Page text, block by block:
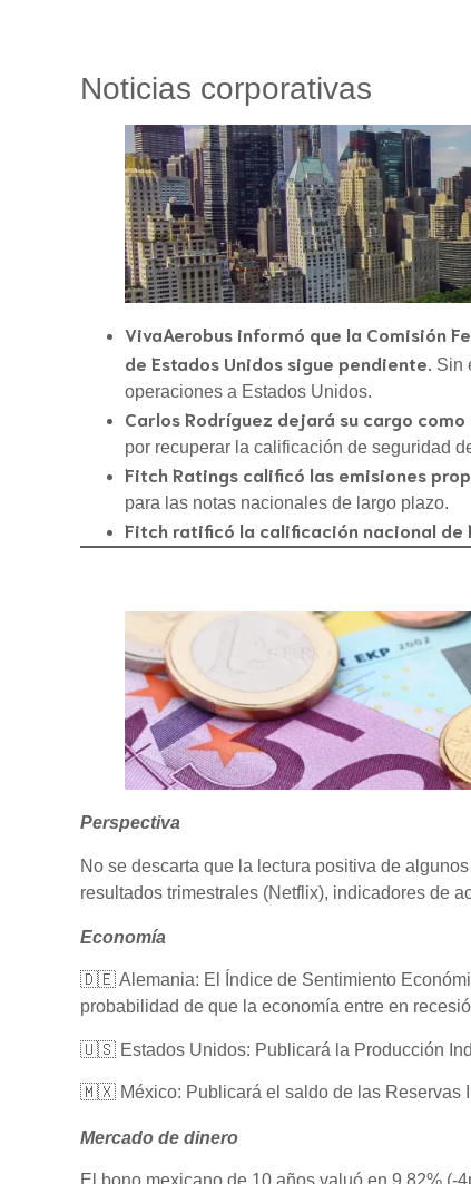
Noticias corporativas
VivaAerobus informó que la Comisión
de Estados Unidos sigue pendiente. Sin
operaciones a Estados Unidos.
Carlos Rodríguez dejará su cargo
por recuperar la calificación de seguridad
Fitch Ratings calificó las emisiones
para las notas nacionales de largo plazo.
Fitch ratificó la calificación nacional de
Perspectiva
No se descarta que la lectura positiva de
resultados trimestrales (Netflix), indicadores de
Economía
🇩🇪 Alemania: El Índice de Sentimiento
probabilidad de que la economía entre en
🇺🇸 Estados Unidos: Publicará la Producción
🇲🇽 México: Publicará el saldo de las Reservas
Mercado de dinero
El bono mexicano de 10 años valuó en 9.82%